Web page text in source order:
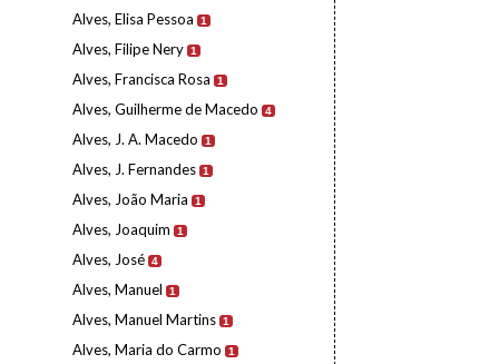
Alves, Elisa Pessoa 1
Alves, Filipe Nery 1
Alves, Francisca Rosa 1
Alves, Guilherme de Macedo 4
Alves, J. A. Macedo 1
Alves, J. Fernandes 1
Alves, João Maria 1
Alves, Joaquim 1
Alves, José 4
Alves, Manuel 1
Alves, Manuel Martins 1
Alves, Maria do Carmo 1